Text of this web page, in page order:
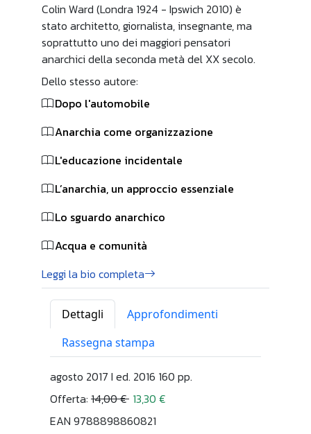
Colin Ward (Londra 1924 - Ipswich 2010) è
stato architetto, giornalista, insegnante, ma
soprattutto uno dei maggiori pensatori
anarchici della seconda metà del XX secolo.
Dello stesso autore:
Dopo l'automobile
Anarchia come organizzazione
L'educazione incidentale
L’anarchia, un approccio essenziale
Lo sguardo anarchico
Acqua e comunità
Leggi la bio completa
Dettagli
Approfondimenti
Rassegna stampa
agosto 2017 I ed. 2016 160 pp.
Offerta: 14,00 € 13,30 €
EAN 9788898860821